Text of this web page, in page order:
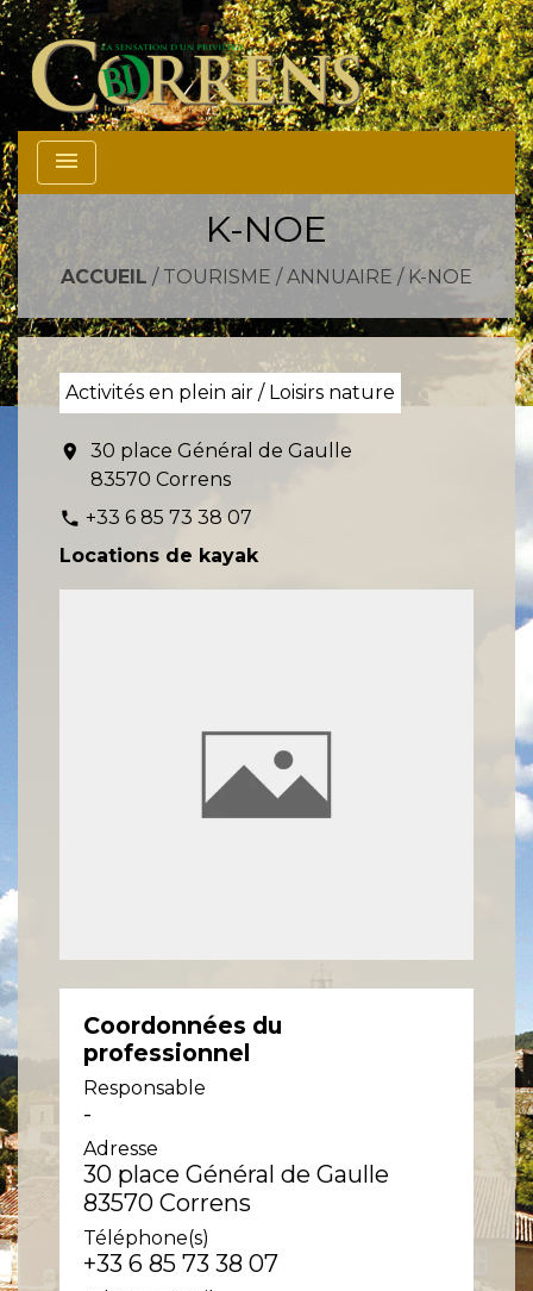
menu
K-NOE
ACCUEIL / TOURISME /ANNUAIRE / K-NOE
Activités en plein air / Loisirs nature
location_on
30 place Général de Gaulle
83570 Correns
phone +33 6 85 73 38 07
Locations de kayak
Coordonnées du
professionnel
Responsable
-
Adresse
30 place Général de Gaulle
83570 Correns
Téléphone(s)
+33 6 85 73 38 07